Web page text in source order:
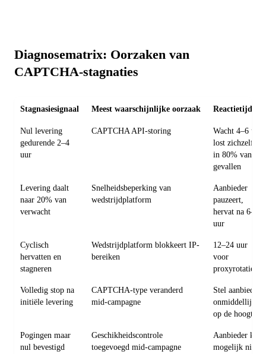
Diagnosematrix: Oorzaken van
CAPTCHA-stagnaties
Stagnasiesignaal Meest waarschijnlijke oorzaak Reactietijdlijn
Nul levering
gedurende 2–4
uur
CAPTCHA API-storing
Wacht 4–6 uur;
lost zichzelf op
in 80% van de
gevallen
Levering daalt
naar 20% van
verwacht
Snelheidsbeperking van
wedstrijdplatform
Aanbieder
pauzeert,
hervat na 6–12
uur
Cyclisch
hervatten en
stagneren
Wedstrijdplatform blokkeert IP-
bereiken
12–24 uur
voor
proxyrotatie
Volledig stop na
initiële levering
CAPTCHA-type veranderd
mid-campagne
Stel aanbieder
onmiddellijk
op de hoogte
Pogingen maar
nul bevestigd
Geschikheidscontrole
toegevoegd mid-campagne
Aanbieder kan
mogelijk niet